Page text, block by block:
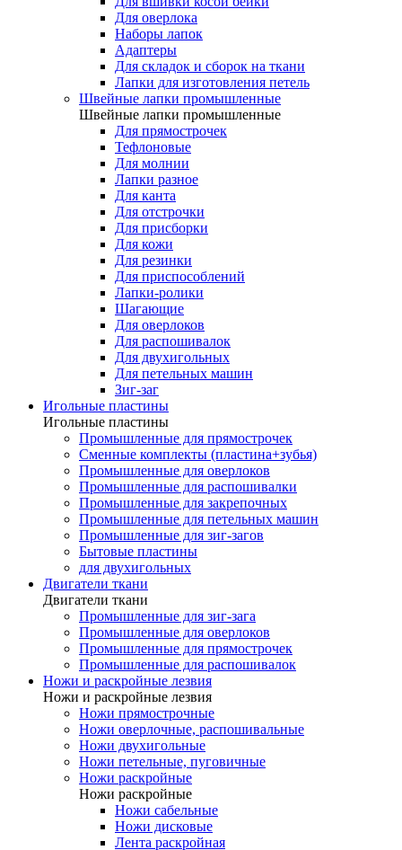
Для оверлока
Наборы лапок
Адаптеры
Для складок и сборок на ткани
Лапки для изготовления петель
Швейные лапки промышленные
Швейные лапки промышленные
Для прямострочек
Тефлоновые
Для молнии
Лапки разное
Для канта
Для отстрочки
Для присборки
Для кожи
Для резинки
Для приспособлений
Лапки-ролики
Шагающие
Для оверлоков
Для распошивалок
Для двухигольных
Для петельных машин
Зиг-заг
Игольные пластины
Игольные пластины
Промышленные для прямострочек
Сменные комплекты (пластина+зубья)
Промышленные для оверлоков
Промышленные для распошивалки
Промышленные для закрепочных
Промышленные для петельных машин
Промышленные для зиг-загов
Бытовые пластины
для двухигольных
Двигатели ткани
Двигатели ткани
Промышленные для зиг-зага
Промышленные для оверлоков
Промышленные для прямострочек
Промышленные для распошивалок
Ножи и раскройные лезвия
Ножи и раскройные лезвия
Ножи прямострочные
Ножи оверлочные, распошивальные
Ножи двухигольные
Ножи петельные, пуговичные
Ножи раскройные
Ножи раскройные
Ножи сабельные
Ножи дисковые
Лента раскройная